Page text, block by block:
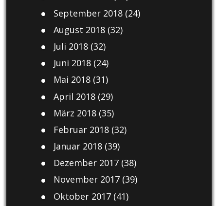
September 2018(24)
August 2018(32)
Juli 2018(32)
Juni 2018(24)
Mai 2018(31)
April 2018(29)
März 2018(35)
Februar 2018(32)
Januar 2018(39)
Dezember 2017(38)
November 2017(39)
Oktober 2017(41)